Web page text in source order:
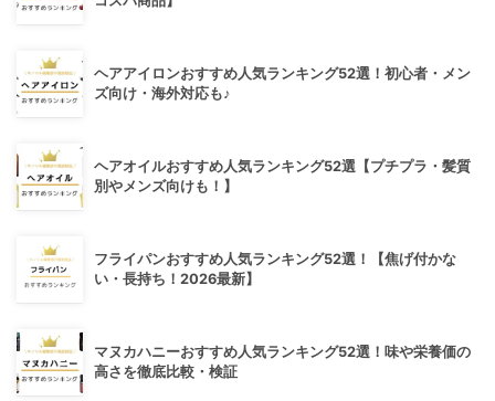
ヘアアイロンおすすめ人気ランキング52選！初心者・メン
ズ向け・海外対応も♪
ヘアオイルおすすめ人気ランキング52選【プチプラ・髪質
別やメンズ向けも！】
フライパンおすすめ人気ランキング52選！【焦げ付かな
い・長持ち！2026最新】
マヌカハニーおすすめ人気ランキング52選！味や栄養価の
高さを徹底比較・検証